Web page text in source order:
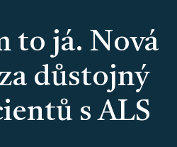
to já. Nová
důstojný
s ALS